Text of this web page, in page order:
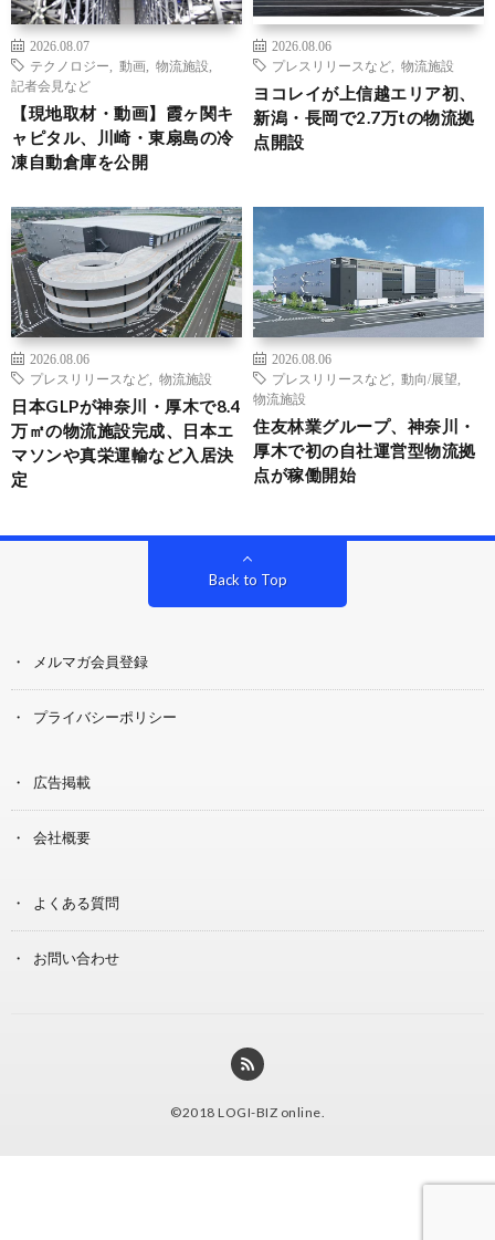
2026.08.07
テクノロジー
動画 物流施設
記者会見など
【現地取材・動画】霞ヶ関キ
ャピタル、川崎・東扇島の冷
凍自動倉庫を公開
2026.08.06
プレスリリースなど
物流施設
ヨコレイが上信越エリア初、
新潟・長岡で2.7万tの物流拠
点開設
2026.08.06
プレスリリースなど
物流施設
日本GLPが神奈川・厚木で8.4
万㎡の物流施設完成、日本エ
マソンや真栄運輸など入居決
定
2026.08.06
プレスリリースなど
動向/展望
物流施設
住友林業グループ、神奈川・
厚木で初の自社運営型物流拠
点が稼働開始
Back to Top
メルマガ会員登録
プライバシーポリシー
広告掲載
会社概要
よくある質問
お問い合わせ
©2018 LOGI-BIZ online